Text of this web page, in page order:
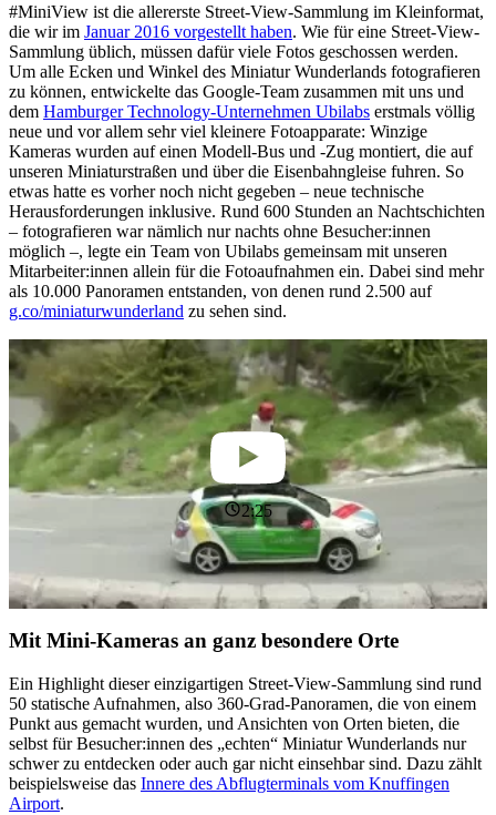
#MiniView ist die allererste Street-View-Sammlung im Kleinformat,
die wir im Januar 2016 vorgestellt haben. Wie für eine Street-View-
Sammlung üblich, müssen dafür viele Fotos geschossen werden.
Um alle Ecken und Winkel des Miniatur Wunderlands fotografieren
zu können, entwickelte das Google-Team zusammen mit uns und
dem Hamburger Technology-Unternehmen Ubilabs erstmals völlig
neue und vor allem sehr viel kleinere Fotoapparate: Winzige
Kameras wurden auf einen Modell-Bus und -Zug montiert, die auf
unseren Miniaturstraßen und über die Eisenbahngleise fuhren. So
etwas hatte es vorher noch nicht gegeben – neue technische
Herausforderungen inklusive. Rund 600 Stunden an Nachtschichten
– fotografieren war nämlich nur nachts ohne Besucher:innen
möglich –, legte ein Team von Ubilabs gemeinsam mit unseren
Mitarbeiter:innen allein für die Fotoaufnahmen ein. Dabei sind mehr
als 10.000 Panoramen entstanden, von denen rund 2.500 auf
g.co/miniaturwunderland zu sehen sind.
2:25
Mit Mini-Kameras an ganz besondere Orte
Ein Highlight dieser einzigartigen Street-View-Sammlung sind rund
50 statische Aufnahmen, also 360-Grad-Panoramen, die von einem
Punkt aus gemacht wurden, und Ansichten von Orten bieten, die
selbst für Besucher:innen des „echten“ Miniatur Wunderlands nur
schwer zu entdecken oder auch gar nicht einsehbar sind. Dazu zählt
beispielsweise das Innere des Abflugterminals vom Knuffingen
Airport.